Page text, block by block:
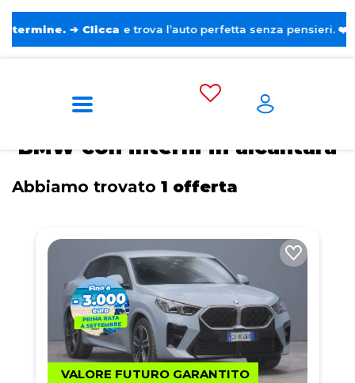
➔ Clicca e trova l’auto perfetta senza pensieri. ❤️
Con interni in alcantara
BMW con interni in alcantara
Abbiamo trovato 1 offerta
VALORE FUTURO GARANTITO